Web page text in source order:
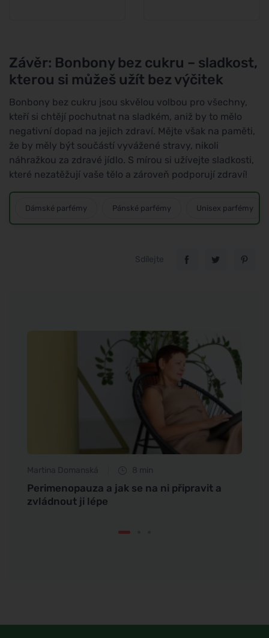
Závěr: Bonbony bez cukru – sladkost,
kterou si můžeš užít bez výčitek
Bonbony bez cukru jsou skvělou volbou pro všechny,
kteří si chtějí pochutnat na sladkém, aniž by to mělo
negativní dopad na jejich zdraví. Mějte však na paměti,
že by měly být součástí vyvážené stravy, nikoli
náhražkou za zdravé jídlo. S mírou si užívejte sladkosti,
které nezatěžují vaše tělo a zároveň podporují zdraví!
Dámské parfémy Pánské parfémy Unisex parfémy
Sdílejte
Martina Domanská 8 min
Perimenopauza a jak se na ni připravit a
zvládnout ji lépe